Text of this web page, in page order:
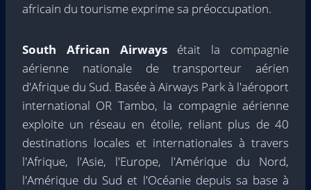
africain du tourisme exprime sa préoccupation.
South African Airwaysétait la compagnie
aérienne nationale de transporteur aérien
d'Afrique du Sud. Basée à Airways Park à l'aéroport
international OR Tambo, la compagnie aérienne
exploite un réseau en étoile, reliant plus de 40
destinations locales et internationales à travers
l'Afrique, l'Asie, l'Europe, l'Amérique du Nord,
l'Amérique du Sud et l'Océanie depuis sa base à